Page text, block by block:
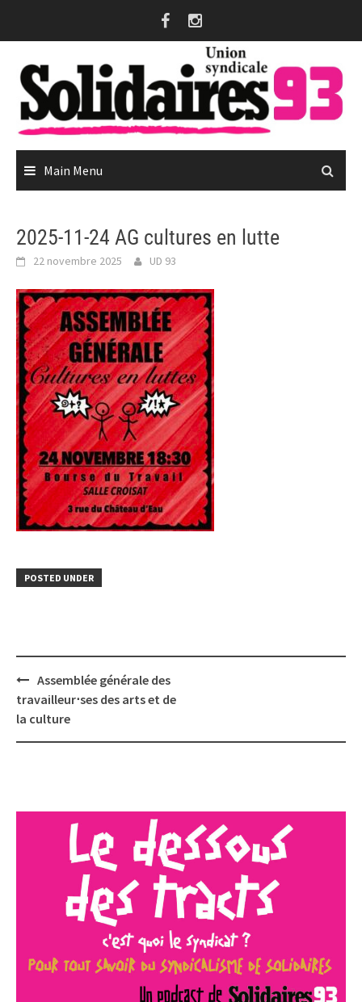
Main Menu
2025-11-24 AG cultures en lutte
22 novembre 2025 UD 93
POSTED UNDER
Post
navigation
Assemblée générale des
travailleur⋅ses des arts et de
la culture